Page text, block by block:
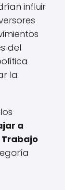
influir
del
la
a
Trabajo